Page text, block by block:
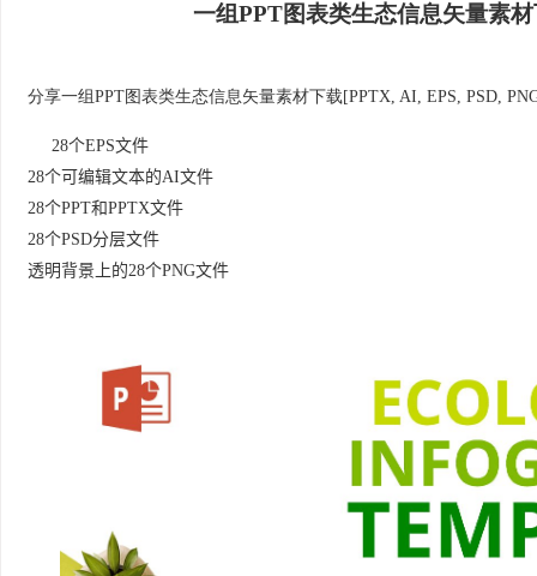
一组PPT图表类生态信息矢量素
分享一组PPT图表类生态信息矢量素材下载[PPTX, AI, EPS, PSD,
28个EPS文件
28个可编辑文本的AI文件
28个PPT和PPTX文件
28个PSD分层文件
透明背景上的28个PNG文件